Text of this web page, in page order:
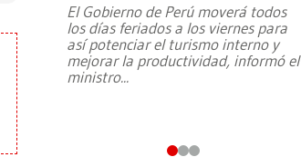
El Gobierno de Perú moverá todos
los días feriados a los viernes para
así potenciar el turismo interno y
mejorar la productividad, informó el
ministro...